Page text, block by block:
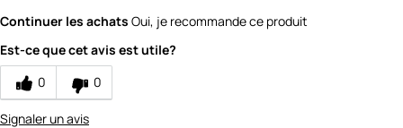
Continuer les achats Oui, je recommande ce produit
Est-ce que cet avis est utile?
0
0
Signaler un avis